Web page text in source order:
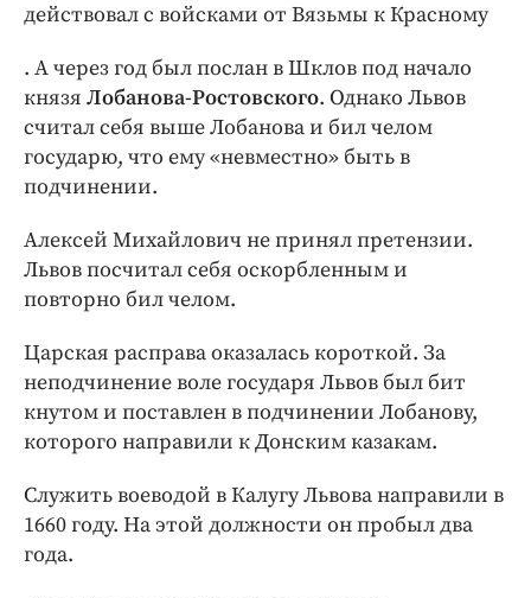
действовал с войсками от Вязьмы к Красному
. А через год был послан в Шклов под начало
князя Лобанова-Ростовского. Однако Львов
считал себя выше Лобанова и бил челом
государю, что ему «невместно» быть в
подчинении.
Алексей Михайлович не принял претензии.
Львов посчитал себя оскорбленным и
повторно бил челом.
Царская расправа оказалась короткой. За
неподчинение воле государя Львов был бит
кнутом и поставлен в подчинении Лобанову,
которого направили к Донским казакам.
Служить воеводой в Калугу Львова направили в
1660 году. На этой должности он пробыл два
года.